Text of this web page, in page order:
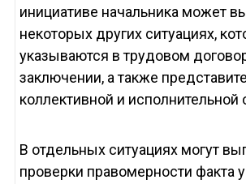
инициативе начальника может
некоторых других ситуациях,
указываются в трудовом
заключении, а также
коллективной и исполнительной
В отдельных ситуациях могут
проверки правомерности факта